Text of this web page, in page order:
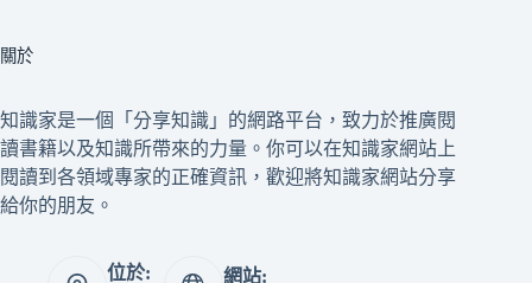
關於
知識家是一個「分享知識」的網路平台，致力於推廣閱
讀書籍以及知識所帶來的力量。你可以在知識家網站上
閱讀到各領域專家的正確資訊，歡迎將知識家網站分享
給你的朋友。
位於: 網站: